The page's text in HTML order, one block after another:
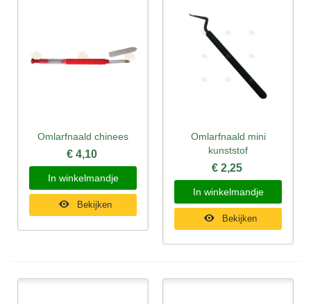
Omlarfnaald chinees
€ 4,10
In winkelmandje
Bekijken
Omlarfnaald mini
kunststof
€ 2,25
In winkelmandje
Bekijken